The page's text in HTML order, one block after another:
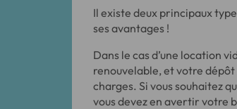
Il existe deux principaux
ses avantages !
Dans le cas d’une location
renouvelable, et votre
charges. Si vous souhaitez
vous devez en avertir votre